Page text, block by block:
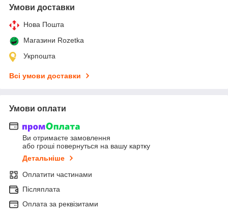
Умови доставки
Нова Пошта
Магазини Rozetka
Укрпошта
Всі умови доставки
Умови оплати
Ви отримаєте замовлення
або гроші повернуться на вашу картку
Детальніше
Оплатити частинами
Післяплата
Оплата за реквізитами